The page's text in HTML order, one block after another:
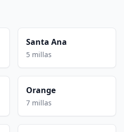
Santa Ana
5 millas
Orange
7 millas